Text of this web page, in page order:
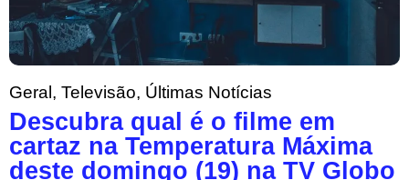
Geral, Televisão, Últimas Notícias
Descubra qual é o filme em
cartaz na Temperatura Máxima
deste domingo (19) na TV Globo